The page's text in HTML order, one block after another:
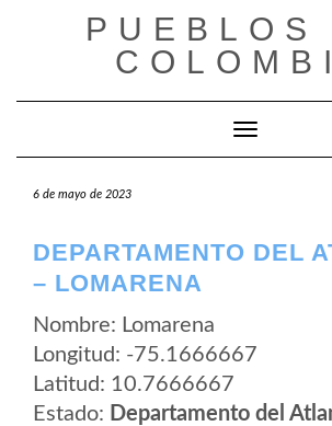
PUEBLOS
Cambiar
6 de mayo de 2023
DEPARTAMENTO DEL
– LOMARENA
Nombre: Lomarena
Longitud: -75.1666667
Latitud: 10.7666667
Estado: Departamento del